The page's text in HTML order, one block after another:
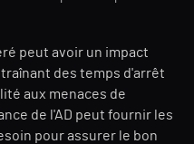
peut avoir un impact
des temps d'arrêt
aux menaces de
de l'AD peut fournir les
pour assurer le bon